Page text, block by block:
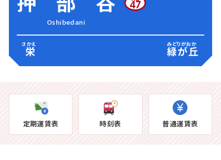
Oshibedani
47
さかえ
栄
みどりがおか
緑が丘
定期運賃表 時刻表 普通運賃表